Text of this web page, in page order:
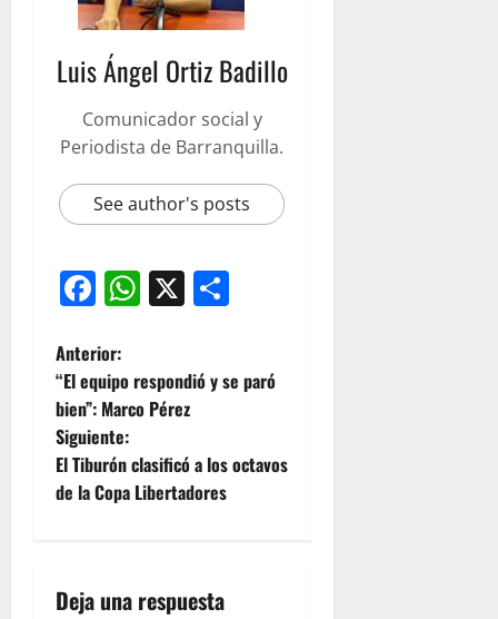
Luis Ángel Ortiz Badillo
Comunicador social y
Periodista de Barranquilla.
See author's posts
Facebook
WhatsApp
X
Anterior:
“El equipo respondió y se paró
bien”: Marco Pérez
Siguiente:
El Tiburón clasificó a los octavos
de la Copa Libertadores
Deja una respuesta